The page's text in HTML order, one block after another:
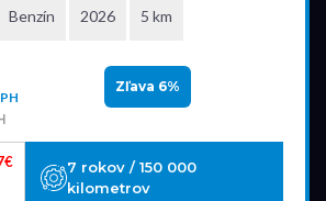
Benzín 2026 5 km
Zľava 6%
7 rokov / 150 000
kilometrov